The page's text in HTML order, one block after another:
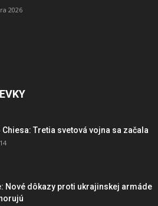
2026
Chiesa: Tretia svetová vojna sa začala
Nové dôkazy proti ukrajinskej armáde